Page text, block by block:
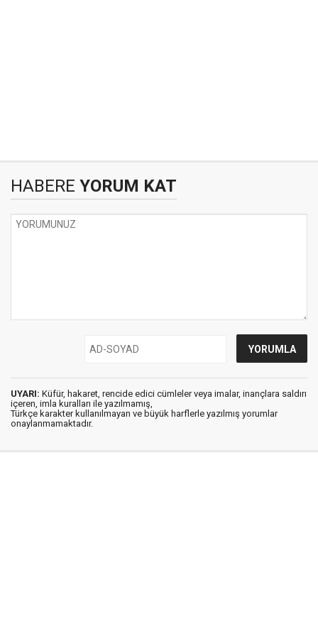
HABERE YORUM KAT
UYARI: Küfür, hakaret, rencide edici cümleler veya imalar, inançlara saldırı
içeren, imla kuralları ile yazılmamış,
Türkçe karakter kullanılmayan ve büyük harflerle yazılmış yorumlar
onaylanmamaktadır.